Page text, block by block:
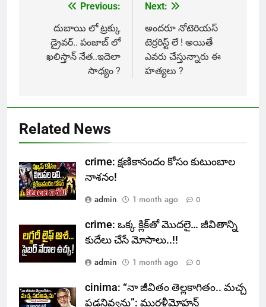
navigation
Previous:
దుబాయి లో ట్రక్కు
డ్రైవర్.. పంజాబ్ లో
ఖలిస్తాన్ నేత..ఇదెలా
సాధ్యం ?
Next:
అందరూ నోటెరియస్
టెర్రరిస్ట్ లే ! అయితే
ఎవరు చేస్తున్నారు ఈ
హత్యలు ?
Related News
crime: క్షణికానందం కోసం కుటుంబాల
నాశనం!
admin
1 month ago 0
crime: ఒక్క క్లిక్‌తో మొదలై… జీవితాన్ని
కుదేలు చేసే మోసాలు..!!
admin
1 month ago 0
cinima: “నా జీవితం తెల్లకాగితం.. మచ్చ
పడనివ్వను”: మురళీమోహన్